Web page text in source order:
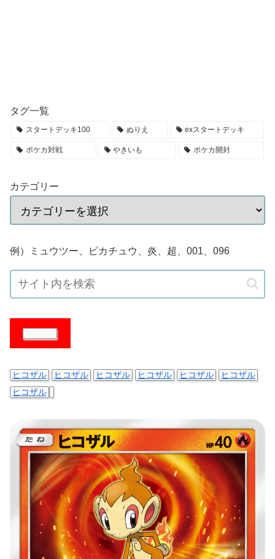
タグ一覧
スタートデッキ100 ぬりえ exスタートデッキ
ポケカ対戦 やきいも ポケカ開封
カテゴリー
例）ミュウツー、ピカチュウ、炎、超、001、096
ヒコザル ヒコザル ヒコザル ヒコザル ヒコザル
ヒコザル
ヒコザル